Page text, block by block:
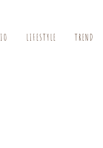
LIFESTYLE TREND